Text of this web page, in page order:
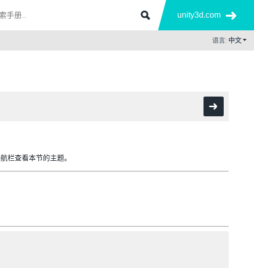
unity3d.com
语言: 中文
栏查看本节的主题。